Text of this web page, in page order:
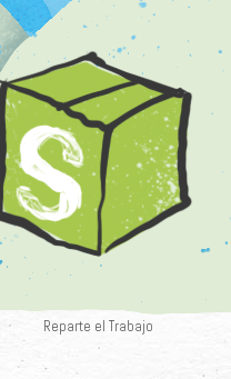
Reparte el Trabajo